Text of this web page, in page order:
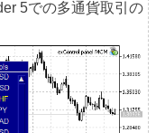
5での多通貨取引の